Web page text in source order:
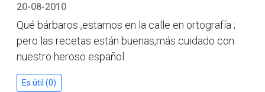
20-08-2010
Qué bárbaros ,estamos en la calle en ortografía ;
pero las recetas están buenas,más cuidado con
nuestro heroso español.
Es útil (0)